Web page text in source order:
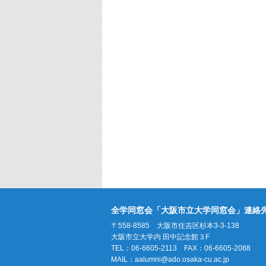
全学同窓会「大阪市立大学同窓会」連絡
〒558-8585 大阪市住吉区杉本3-3-138
大阪市立大学内 田中記念館３F
TEL：06-6605-2113 FAX：06-6605-2088
MAIL： aalumni@ado.osaka-cu.ac.jp